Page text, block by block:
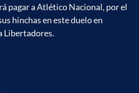
pagar a Atlético Nacional, por el
hinchas en este duelo en
Libertadores.